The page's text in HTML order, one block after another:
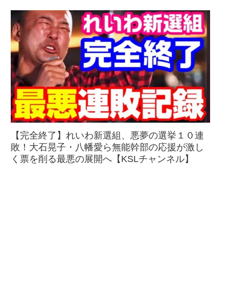
【完全終了】れいわ新選組、悪夢の選挙１０連
敗！大石晃子・八幡愛ら無能幹部の応援が激し
く票を削る最悪の展開へ【KSLチャンネル】